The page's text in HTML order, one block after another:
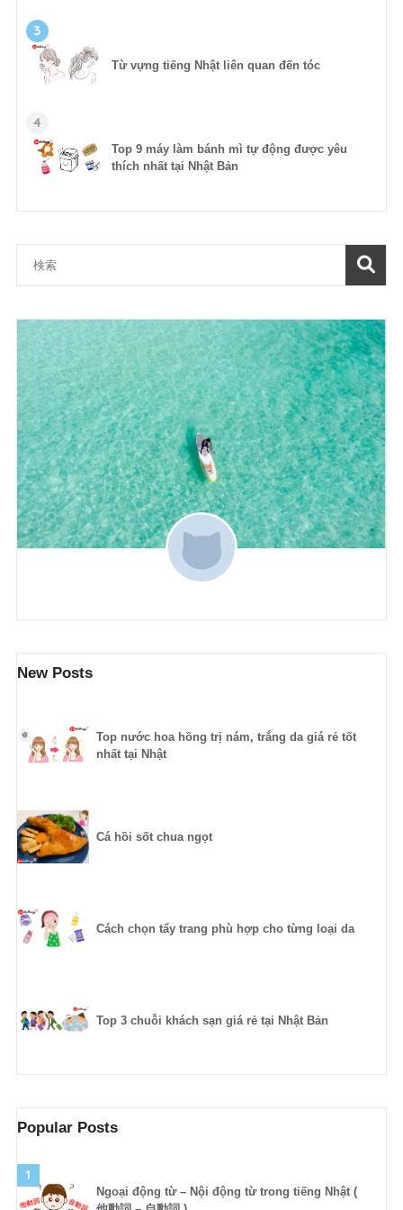
3
Từ vựng tiếng Nhật liên quan đến tóc
4
Top 9 máy làm bánh mì tự động được yêu
thích nhất tại Nhật Bản
New Posts
Top nước hoa hồng trị nám, trắng da giá rẻ tốt
nhất tại Nhật
Cá hồi sốt chua ngọt
Cách chọn tẩy trang phù hợp cho từng loại da
Top 3 chuỗi khách sạn giá rẻ tại Nhật Bản
Popular Posts
1
Ngoại động từ – Nội động từ trong tiếng Nhật (